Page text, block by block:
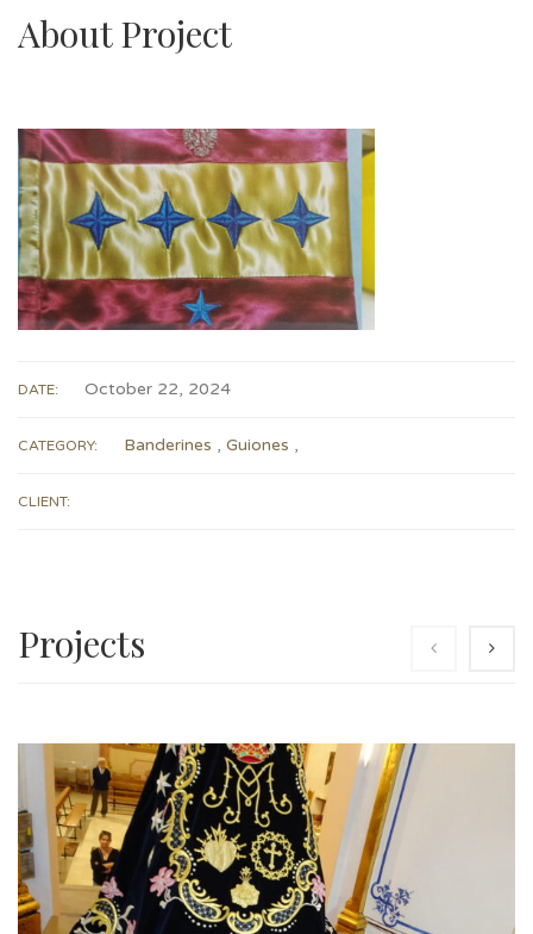
About Project
DATE: October 22, 2024
CATEGORY: Banderines , Guiones ,
CLIENT:
Projects